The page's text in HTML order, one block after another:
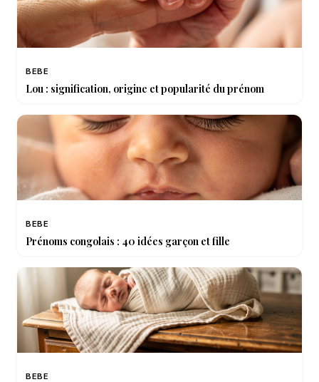
BEBE
Lou : signification, origine et popularité du prénom
BEBE
Prénoms congolais : 40 idées garçon et fille
BEBE